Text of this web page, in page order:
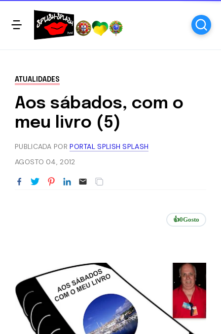
ATUALIDADES
Aos sábados, com o
meu livro (5)
PUBLICADA PORPORTAL SPLISH SPLASH
AGOSTO 04, 2012
👍0Gosto